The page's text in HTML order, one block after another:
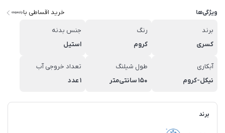
ویژگی‌ها خرید اقساطی با
برند
کسری
رنگ
کروم
جنس بدنه
استیل
آبکاری
نیکل-کروم
طول شیلنگ
150 سانتی‌متر
تعداد خروجی آب
1 عدد
برند